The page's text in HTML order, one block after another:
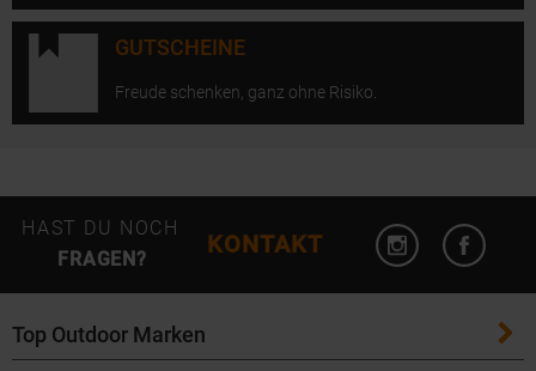
GUTSCHEINE
Freude schenken, ganz ohne Risiko.
HAST DU NOCH
FRAGEN?
KONTAKT
Instagram
Top Outdoor Marken